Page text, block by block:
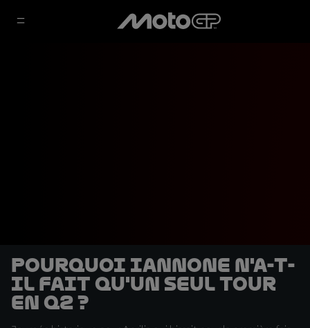
Pourquoi Iannone n'a-t-
il fait qu'un seul tour
en Q2 ?